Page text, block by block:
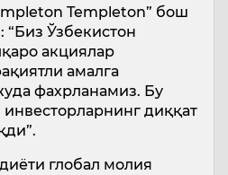
Templeton” бош
Ўзбекистон
акциялар
амалга
фахрланамиз. Бу
диққат
глобал молия